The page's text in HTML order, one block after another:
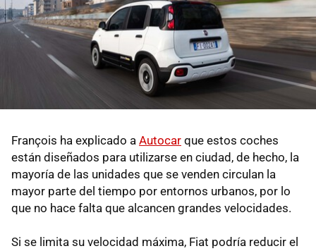
François ha explicado a Autocar que estos coches
están diseñados para utilizarse en ciudad, de hecho, la
mayoría de las unidades que se venden circulan la
mayor parte del tiempo por entornos urbanos, por lo
que no hace falta que alcancen grandes velocidades.
Si se limita su velocidad máxima, Fiat podría reducir el